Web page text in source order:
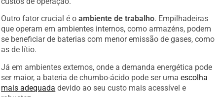
que operam em ambientes internos, como armazéns, podem
se beneficiar de baterias com menor emissão de gases, como
as de lítio.
ser maior, a bateria de chumbo-ácido pode ser umaescolha
mais adequadadevido ao seu custo mais acessível e
robustez.